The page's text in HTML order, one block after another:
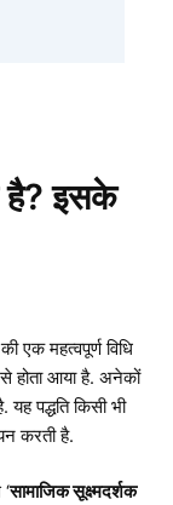
है? इसके
एक महत्वपूर्ण विधि
से होता आया है. अनेकों
यह पद्धति किसी भी
करती है.
सामाजिक सूक्ष्मदर्शक